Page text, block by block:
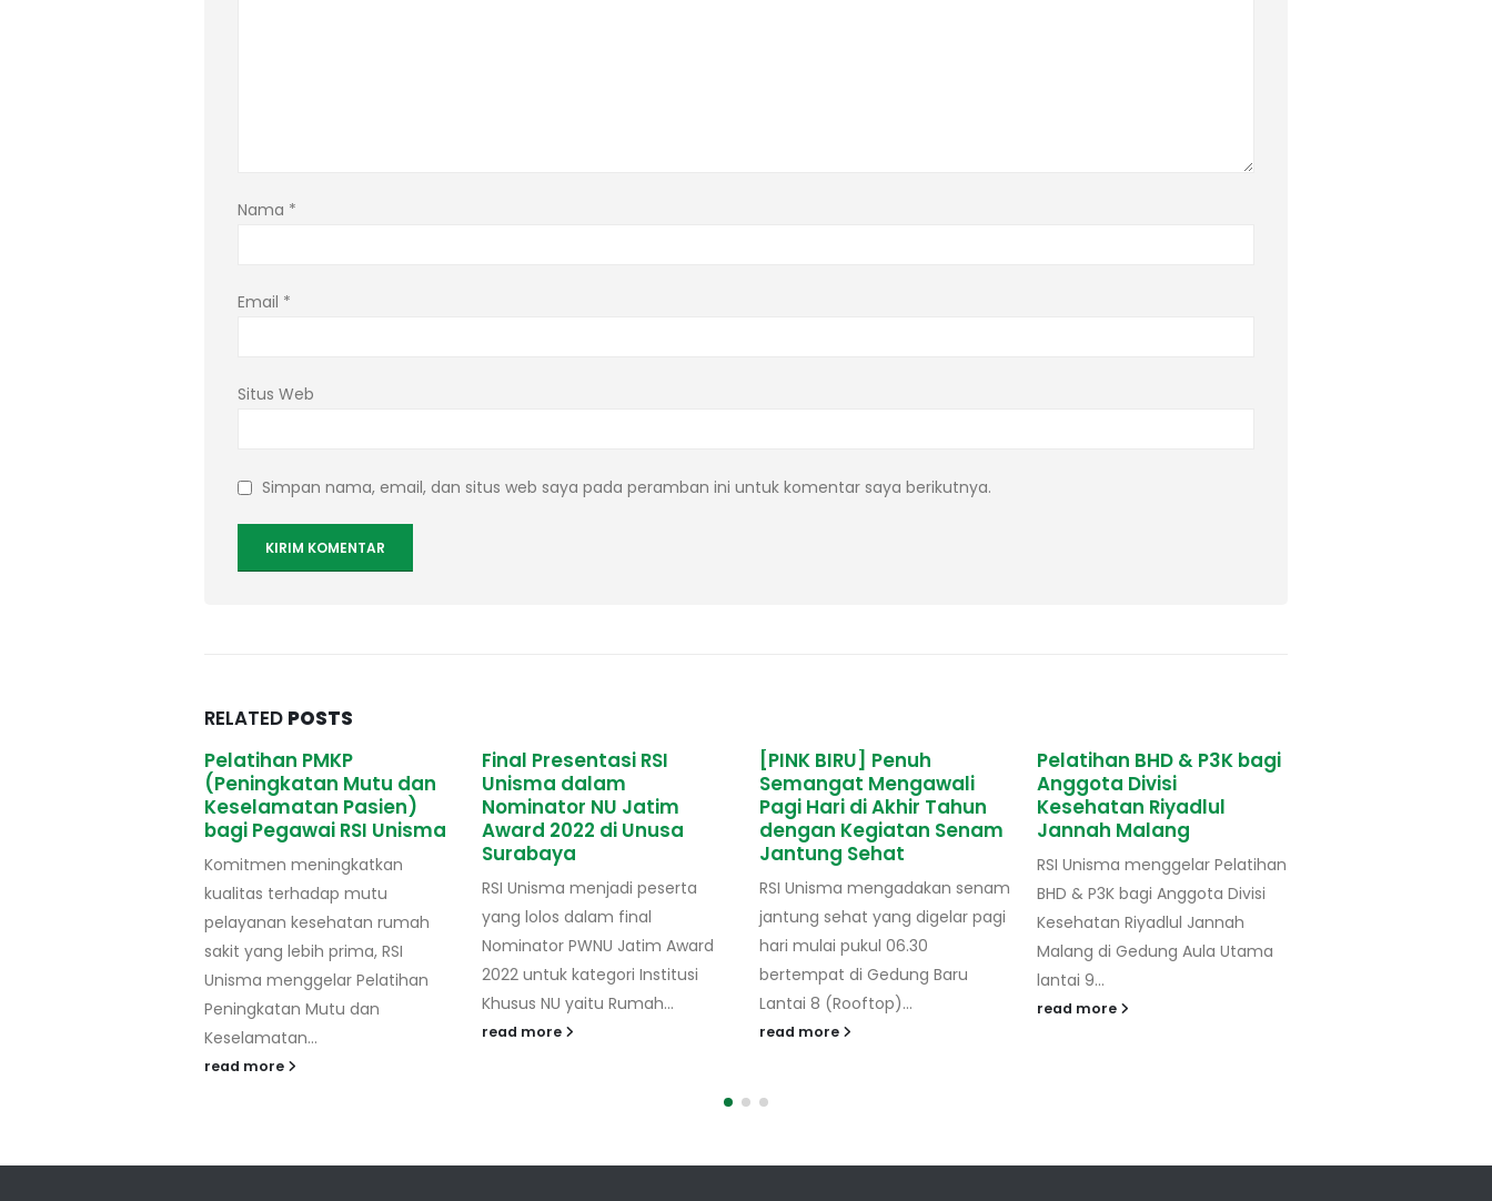
Nama *
Email *
Situs Web
Simpan nama, email, dan situs web saya pada peramban ini untuk komentar saya berikutnya.
RELATED POSTS
Pelatihan PMKP
(Peningkatan Mutu dan
Keselamatan Pasien)
bagi Pegawai RSI Unisma
Komitmen meningkatkan
kualitas terhadap mutu
pelayanan kesehatan rumah
sakit yang lebih prima, RSI
Unisma menggelar Pelatihan
Peningkatan Mutu dan
Keselamatan...
read more
Final Presentasi RSI
Unisma dalam
Nominator NU Jatim
Award 2022 di Unusa
Surabaya
RSI Unisma menjadi peserta
yang lolos dalam final
Nominator PWNU Jatim Award
2022 untuk kategori Institusi
Khusus NU yaitu Rumah...
read more
[PINK BIRU] Penuh
Semangat Mengawali
Pagi Hari di Akhir Tahun
dengan Kegiatan Senam
Jantung Sehat
RSI Unisma mengadakan senam
jantung sehat yang digelar pagi
hari mulai pukul 06.30
bertempat di Gedung Baru
Lantai 8 (Rooftop)...
read more
Pelatihan BHD & P3K bagi
Anggota Divisi
Kesehatan Riyadlul
Jannah Malang
RSI Unisma menggelar Pelatihan
BHD & P3K bagi Anggota Divisi
Kesehatan Riyadlul Jannah
Malang di Gedung Aula Utama
lantai 9...
read more